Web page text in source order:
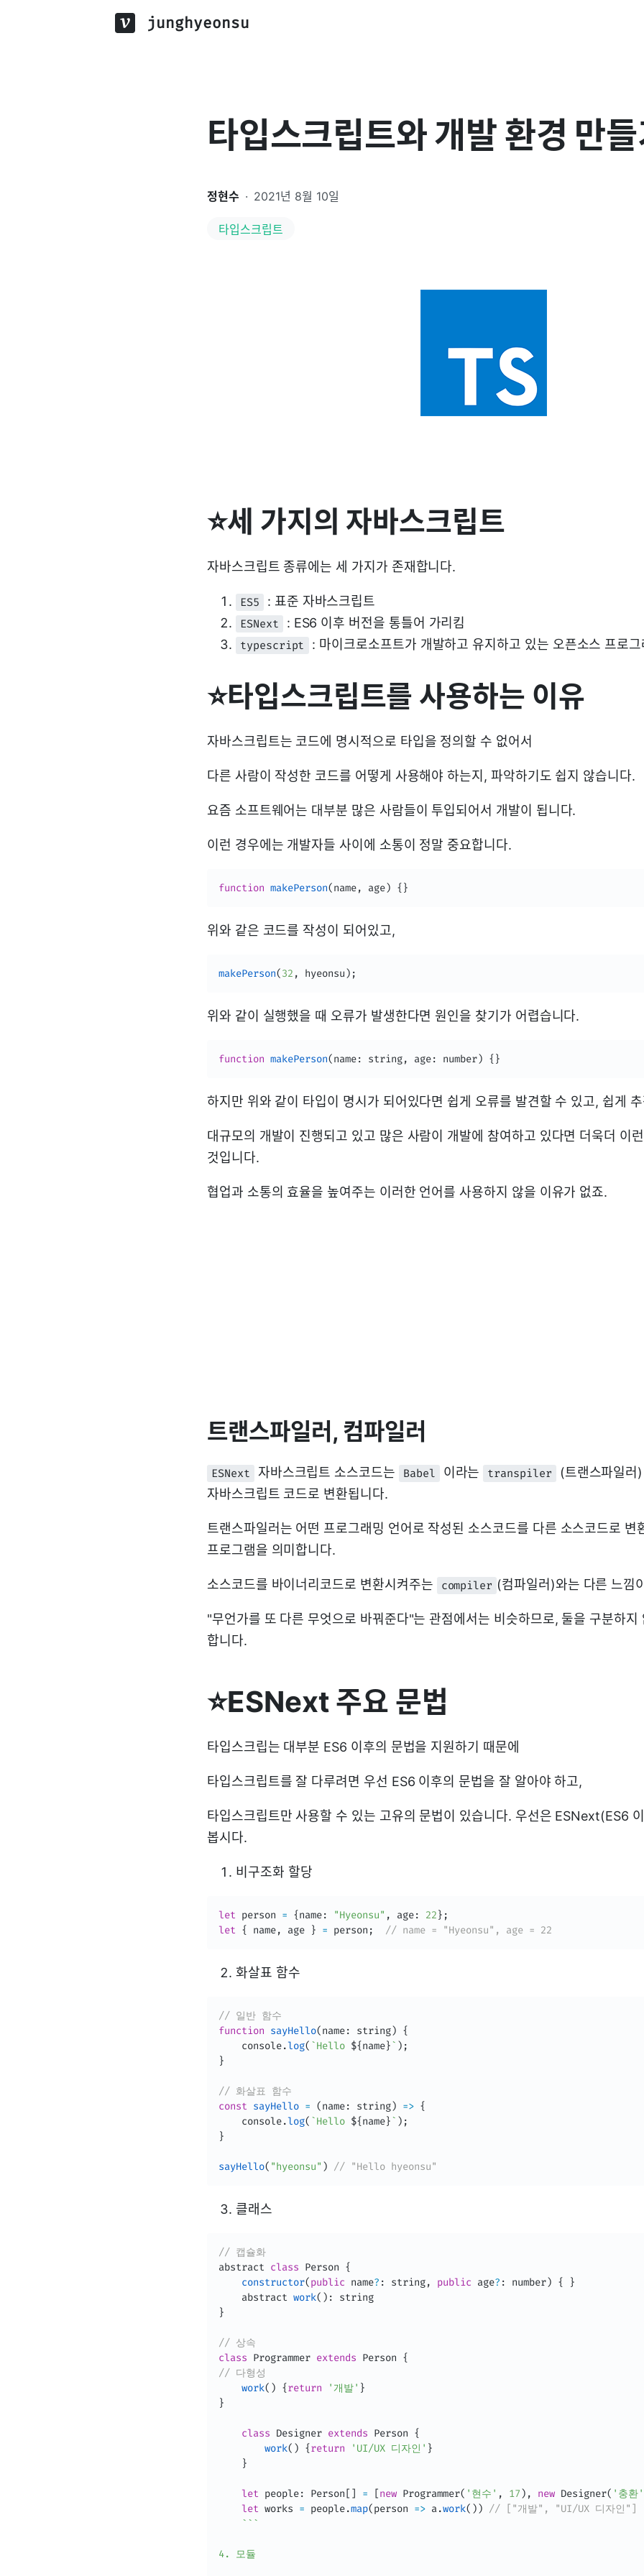
junghyeonsu
타입스크립트와 개발 환경 만들
정현수 · 2021년 8월 10일
타입스크립트
⭐세 가지의 자바스크립트
자바스크립트 종류에는 세 가지가 존재합니다.
ES5 : 표준 자바스크립트
ESNext : ES6 이후 버전을 통틀어 가리킴
typescript : 마이크로소프트가 개발하고 유지하고 있는 오픈소스 프로그
⭐타입스크립트를 사용하는 이유
자바스크립트는 코드에 명시적으로 타입을 정의할 수 없어서
다른 사람이 작성한 코드를 어떻게 사용해야 하는지, 파악하기도 쉽지 않습니다.
요즘 소프트웨어는 대부분 많은 사람들이 투입되어서 개발이 됩니다.
이런 경우에는 개발자들 사이에 소통이 정말 중요합니다.
function makePerson(name, age) { }
위와 같은 코드를 작성이 되어있고,
makePerson(32 , hyeonsu ) ;
위와 같이 실행했을 때 오류가 발생한다면 원인을 찾기가 어렵습니다.
function makePerson(name: string, age: number) { }
하지만 위와 같이 타입이 명시가 되어있다면 쉽게 오류를 발견할 수 있고, 쉽게
대규모의 개발이 진행되고 있고 많은 사람이 개발에 참여하고 있다면 더욱더 이
것입니다.
협업과 소통의 효율을 높여주는 이러한 언어를 사용하지 않을 이유가 없죠.
트랜스파일러, 컴파일러
ESNext 자바스크립트 소스코드는 Babel 이라는 transpiler (트랜스파일러
자바스크립트 코드로 변환됩니다.
트랜스파일러는 어떤 프로그래밍 언어로 작성된 소스코드를 다른 소스코드로 변
프로그램을 의미합니다.
소스코드를 바이너리코드로 변환시켜주는 compiler (컴파일러)와는 다른 느낌
"무언가를 또 다른 무엇으로 바꿔준다"는 관점에서는 비슷하므로, 둘을 구분하지
합니다.
⭐ESNext 주요 문법
타입스크립는 대부분 ES6 이후의 문법을 지원하기 때문에
타입스크립트를 잘 다루려면 우선 ES6 이후의 문법을 잘 알아야 하고,
타입스크립트만 사용할 수 있는 고유의 문법이 있습니다. 우선은 ESNext(ES6
봅시다.
비구조화 할당
let person = {name: "Hyeonsu" , age: 22} ;
let { name, age } = person ; // name = "Hyeonsu", age = 22
화살표 함수
// 일반 함수
function sayHello(name: string) {
	console
.log( `Hello ${name}` ) ;
}
// 화살표 함수
const sayHello = (name: string) => {
    console
.log( `Hello ${name}` ) ;
}
sayHello( "hyeonsu" ) // "Hello hyeonsu"
클래스
// 캡슐화
abstract class Person {
constructor(public name? : string, public age? : number) {
}
	abstract
work( ) :
}
// 상속
class Programmer extends Person {
// 다형성
work( ) {return '개발' }
}
class Designer extends Person {
work( ) {return 'UI/UX 디자인' }
}
let people: Person [ ] = [new Programmer( '현수' , 17 ) , new Designer( '충환'
let works = people.map(person => a.work( ) ) // ["개발", "UI/UX 디자인"]
` ` `
4. 모듈